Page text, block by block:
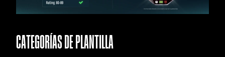
CATEGORÍAS DE PLANTILLA